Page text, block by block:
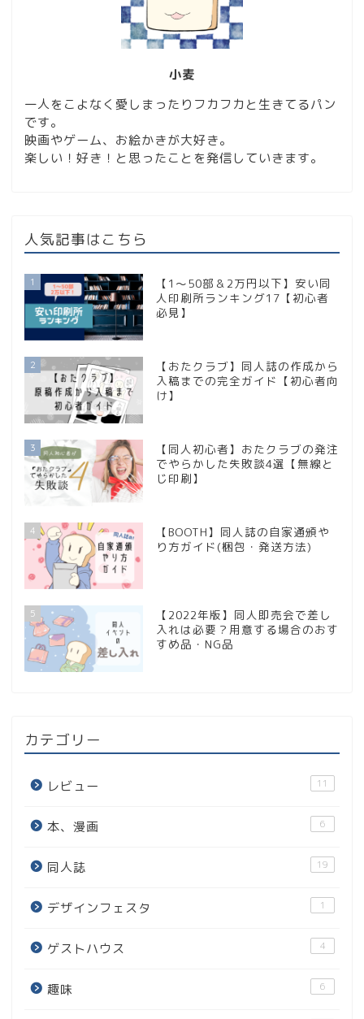
小麦
一人をこよなく愛しまったりフカフカと生きてるパン
です。
映画やゲーム、お絵かきが大好き。
楽しい！好き！と思ったことを発信していきます。
人気記事はこちら
1
【1〜50部＆2万円以下】安い同
人印刷所ランキング17【初心者
必見】
2
【おたクラブ】同人誌の作成から
入稿までの完全ガイド【初心者向
け】
3
【同人初心者】おたクラブの発注
でやらかした失敗談4選【無線と
じ印刷】
4
【BOOTH】同人誌の自家通頒や
り方ガイド(梱包・発送方法)
5
【2022年版】同人即売会で差し
入れは必要？用意する場合のおす
すめ品・NG品
カテゴリー
レビュー 11
本、漫画 6
同人誌 19
デザインフェスタ 1
ゲストハウス 4
趣味 6